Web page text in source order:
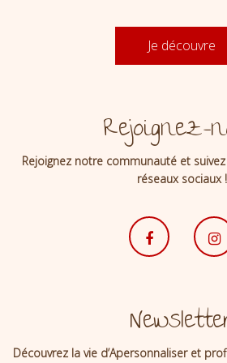
Je découvre
Rejoignez-
Rejoignez notre communauté et
réseaux sociaux !
Découvrez la vie d’Apersonnaliser et